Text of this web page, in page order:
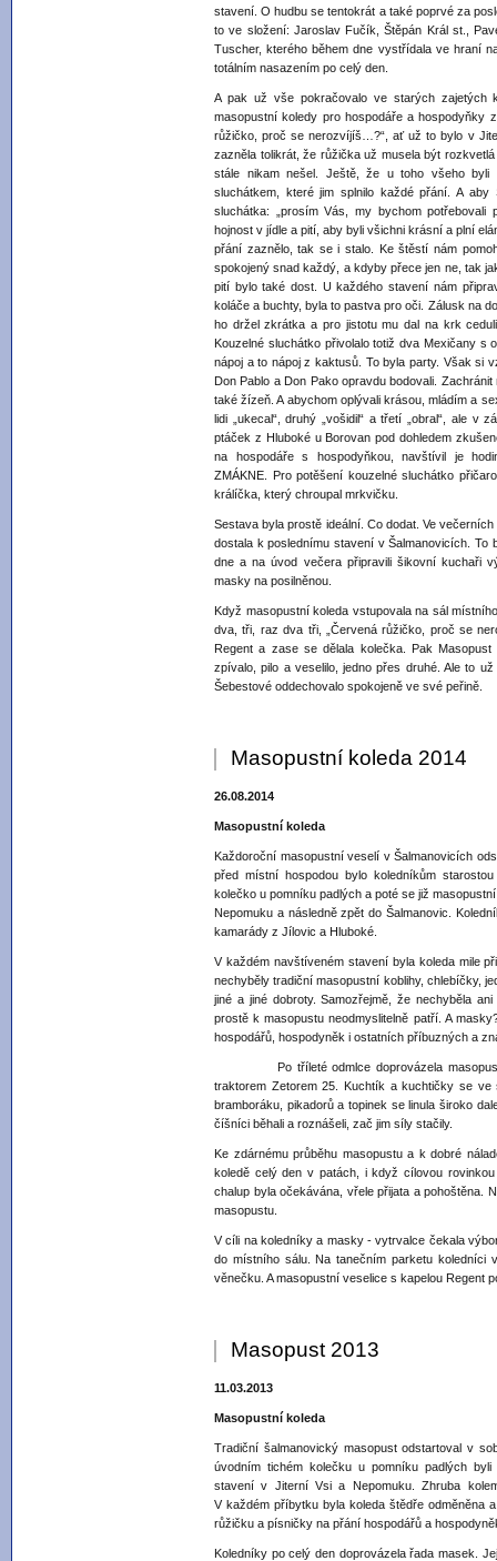
stavení. O hudbu se tentokrát a také poprvé za
to ve složení: Jaroslav Fučík, Štěpán Král st.,
Tuscher, kterého během dne vystřídala ve hraní
totálním nasazením po celý den.
A pak už vše pokračovalo ve starých zajetých
masopustní koledy pro hospodáře a hospodyňky
růžičko, proč se nerozvíjíš…?“, ať už to bylo v
zazněla tolikrát, že růžička už musela být
stále nikam nešel. Ještě, že u toho všeho byli
sluchátkem, které jim splnilo každé přání. A aby
sluchátka: „prosím Vás, my bychom
hojnost v jídle a pití, aby byli všichni krásní a plní
přání zaznělo, tak se i stalo. Ke štěstí nám
spokojený snad každý, a kdyby přece jen ne, tak
pití bylo také dost. U každého stavení nám
koláče a buchty, byla to pastva pro oči. Zálusk na
ho držel zkrátka a pro jistotu mu dal na krk
Kouzelné sluchátko přivolalo totiž dva Mexičany s
nápoj a to nápoj z kaktusů. To byla party. Však si
Don Pablo a Don Pako opravdu bodovali.
také žízeň. A abychom oplývali krásou, mládím a
lidi „ukecal“, druhý „vošidil“ a třetí „obral“, ale v
ptáček z Hluboké u Borovan pod dohledem
na hospodáře s hospodyňkou, navštívil je
ZMÁKNE. Pro potěšení kouzelné sluchátko
králíčka, který chroupal mrkvičku.
Sestava byla prostě ideální. Co dodat. Ve
dostala k poslednímu stavení v Šalmanovicích.
dne a na úvod večera připravili šikovní kuchaři
masky na posilněnou.
Když masopustní koleda vstupovala na sál
dva, tři, raz dva tři, „Červená růžičko, proč se
Regent a zase se dělala kolečka. Pak
zpívalo, pilo a veselilo, jedno přes druhé. Ale to
Šebestové oddechovalo spokojeně ve své peřině.
Masopustní koleda 2014
26.08.2014
Masopustní koleda
Každoroční masopustní veselí v Šalmanovicích
před místní hospodou bylo koledníkům
kolečko u pomníku padlých a poté se již
Nepomuku a následně zpět do Šalmanovic.
kamarády z Jílovic a Hluboké.
V každém navštíveném stavení byla koleda mile
nechyběly tradiční masopustní koblihy, chlebíčky,
jiné a jiné dobroty. Samozřejmě, že nechyběla
prostě k masopustu neodmyslitelně patří. A
hospodářů, hospodyněk i ostatních příbuzných a
Po tříleté odmlce doprovázela masopustní
traktorem Zetorem 25. Kuchtík a kuchtičky se
bramboráku, pikadorů a topinek se linula široko
číšníci běhali a roznášeli, zač jim síly stačily.
Ke zdárnému průběhu masopustu a k dobré
koledě celý den v patách, i když cílovou
chalup byla očekávána, vřele přijata a pohoštěna.
masopustu.
V cíli na koledníky a masky - vytrvalce čekala
do místního sálu. Na tanečním parketu koledníci
věnečku. A masopustní veselice s kapelou
Masopust 2013
11.03.2013
Masopustní koleda
Tradiční šalmanovický masopust odstartoval v
úvodním tichém kolečku u pomníku padlých
stavení v Jiterní Vsi a Nepomuku. Zhruba
V každém příbytku byla koleda štědře odměněna
růžičku a písničky na přání hospodářů a
Koledníky po celý den doprovázela řada masek.